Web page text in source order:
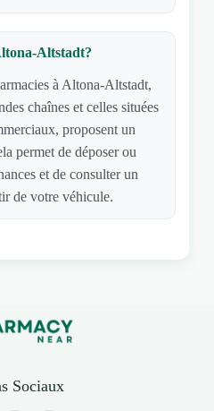
Altstadt?
à Altona-Altstadt,
chaînes et celles situées
proposent un
permet de déposer ou
et de consulter un
de votre véhicule.
Sociaux